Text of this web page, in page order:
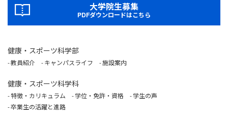
大学院生募集
PDFダウンロードはこちら
健康・スポーツ科学部
教員紹介 キャンパスライフ 施設案内
健康・スポーツ科学科
特徴・カリキュラム 学位・免許・資格
学生の声
卒業生の活躍と進路